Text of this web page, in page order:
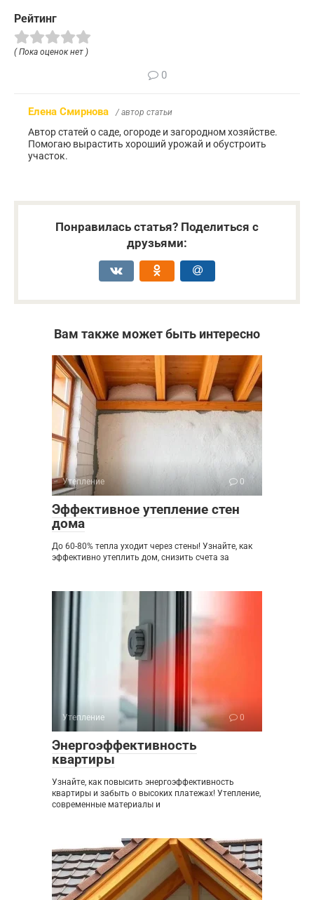
Рейтинг
( Пока оценок нет )
0
Елена Смирнова / автор статьи
Автор статей о саде, огороде и загородном хозяйстве.
Помогаю вырастить хороший урожай и обустроить
участок.
Понравилась статья? Поделиться с
друзьями:
Вам также может быть интересно
Утепление 0
Эффективное утепление стен
дома
До 60-80% тепла уходит через стены! Узнайте, как
эффективно утеплить дом, снизить счета за
Утепление 0
Энергоэффективность
квартиры
Узнайте, как повысить энергоэффективность
квартиры и забыть о высоких платежах! Утепление,
современные материалы и